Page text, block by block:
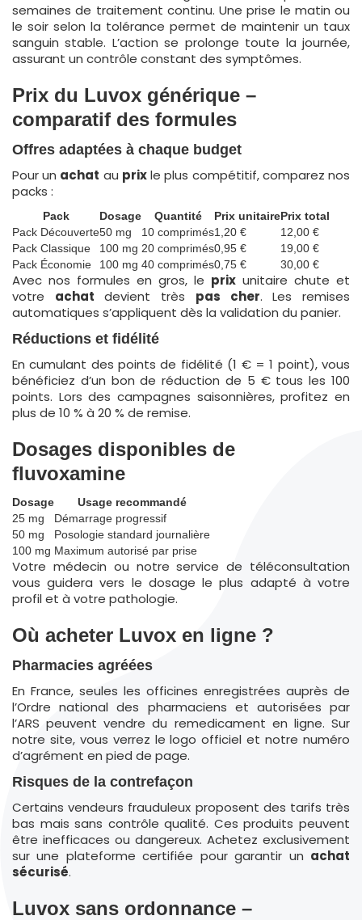
semaines de traitement continu. Une prise le matin ou
le soir selon la tolérance permet de maintenir un taux
sanguin stable. L’action se prolonge toute la journée,
assurant un contrôle constant des symptômes.
Prix du Luvox générique –
comparatif des formules
Offres adaptées à chaque budget
Pour un achat au prixle plus compétitif, comparez nos
packs :
Pack Dosage Quantité Prix unitairePrix total
Pack Découverte50 mg 10 comprimés1,20 €
12,00 €
Pack Classique
100 mg 20 comprimés0,95 €
19,00 €
Pack Économie
100 mg 40 comprimés0,75 € 30,00 €
Avec nos formules en gros, le prix unitaire chute et
votre achat devient très pas cher. Les remises
automatiques s’appliquent dès la validation du panier.
Réductions et fidélité
En cumulant des points de fidélité (1 € = 1 point), vous
bénéficiez d’un bon de réduction de 5 € tous les 100
points. Lors des campagnes saisonnières, profitez en
plus de 10 % à 20 % de remise.
Dosages disponibles de
fluvoxamine
Dosage
Usage recommandé
25 mg
Démarrage progressif
50 mg
Posologie standard journalière
100 mg Maximum autorisé par prise
Votre médecin ou notre service de téléconsultation
vous guidera vers le dosage le plus adapté à votre
profil et à votre pathologie.
Où acheter Luvox en ligne ?
Pharmacies agréées
En France, seules les officines enregistrées auprès de
l’Ordre national des pharmaciens et autorisées par
l’ARS peuvent vendre du remedicament en ligne. Sur
notre site, vous verrez le logo officiel et notre numéro
d’agrément en pied de page.
Risques de la contrefaçon
Certains vendeurs frauduleux proposent des tarifs très
bas mais sans contrôle qualité. Ces produits peuvent
être inefficaces ou dangereux. Achetez exclusivement
sur une plateforme certifiée pour garantir un achat
sécurisé.
Luvox sans ordonnance –